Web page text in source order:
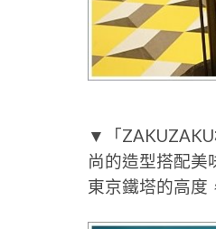
▼「
尚的造型搭配美
東京鐵塔的高度